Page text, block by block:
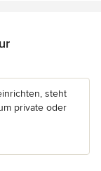
steht
private oder